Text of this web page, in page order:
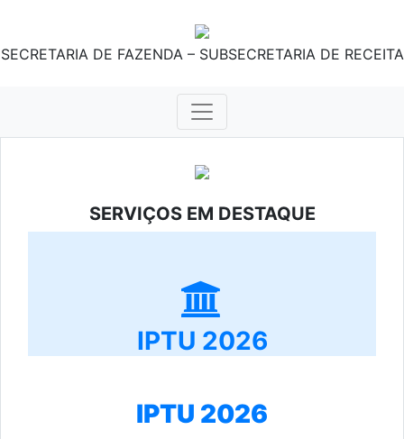
SECRETARIA DE FAZENDA – SUBSECRETARIA DE RECEITA
SERVIÇOS EM DESTAQUE
IPTU 2026
IPTU 2026